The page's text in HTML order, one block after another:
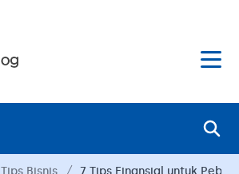
Tips Bisnis 7 Tips Finansial untuk